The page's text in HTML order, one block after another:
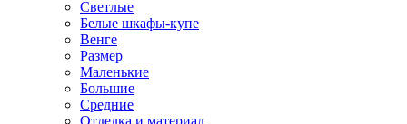
Светлые
Белые шкафы-купе
Венге
Размер
Маленькие
Большие
Средние
Отделка и материал